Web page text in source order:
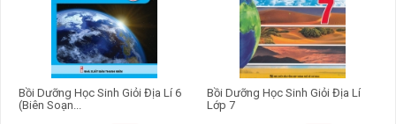
Bồi Dưỡng Học Sinh Giỏi Địa Lí 6
(Biên Soạn...
Bồi Dưỡng Học Sinh Giỏi Địa Lí
Lớp 7